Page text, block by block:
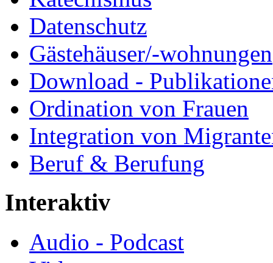
Datenschutz
Gästehäuser/-wohnungen
Download -
Ordination von Frauen
Integration von
Beruf & Berufung
Interaktiv
Audio - Podcast